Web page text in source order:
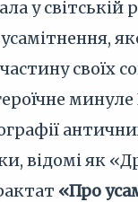
у
своїх
відомі як
«Про